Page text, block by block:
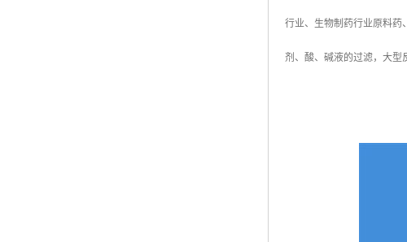
行业、生物制药行业原料药
剂、酸、碱液的过滤，大型